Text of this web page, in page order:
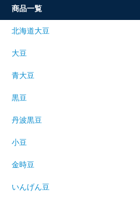
商品一覧
北海道大豆
大豆
青大豆
黒豆
丹波黒豆
小豆
金時豆
いんげん豆